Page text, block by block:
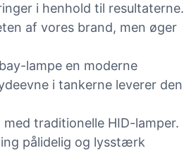
i henhold til resultaterne.
af ​​vores brand, men øger
lampe en moderne
i tankerne leverer den
traditionelle HID-lamper.
pålidelig og lysstærk